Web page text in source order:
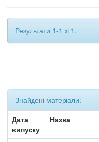
Результати 1-1 зі 1.
Знайдені матеріали:
Дата
випуску
Назва